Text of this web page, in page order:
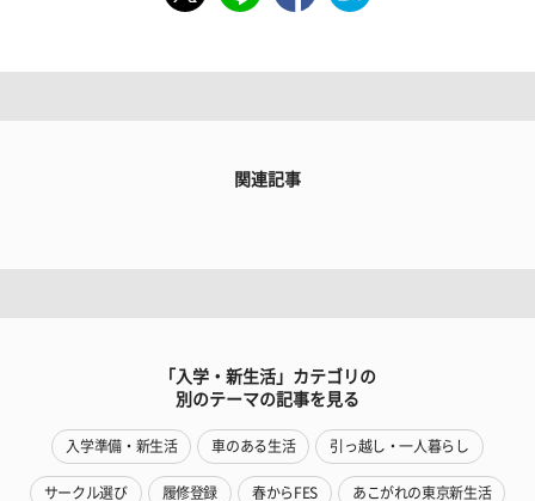
関連記事
「入学・新生活」カテゴリの
別のテーマの記事を見る
入学準備・新生活 車のある生活 引っ越し・一人暮らし
サークル選び 履修登録 春からFES あこがれの東京新生活